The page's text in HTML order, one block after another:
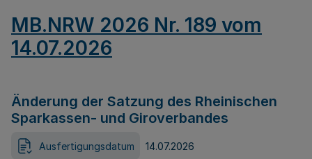
MB.NRW 2026 Nr. 189 vom
14.07.2026
Änderung der Satzung des Rheinischen
Sparkassen- und Giroverbandes
Ausfertigungsdatum 14.07.2026